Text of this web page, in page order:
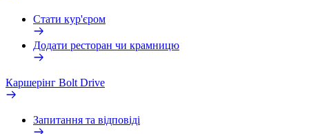
Стати кур'єром
Додати ресторан чи крамницю
Каршерінг Bolt Drive
Запитання та відповіді